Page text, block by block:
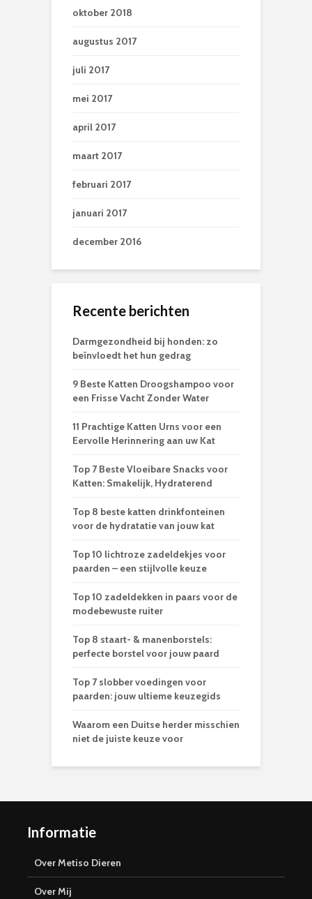
oktober 2018
augustus 2017
juli 2017
mei 2017
april 2017
maart 2017
februari 2017
januari 2017
december 2016
Recente berichten
Darmgezondheid bij honden: zo
beïnvloedt het hun gedrag
9 Beste Katten Droogshampoo voor
een Frisse Vacht Zonder Water
11 Prachtige Katten Urns voor een
Eervolle Herinnering aan uw Kat
Top 7 Beste Vloeibare Snacks voor
Katten: Smakelijk, Hydraterend
Top 8 beste katten drinkfonteinen
voor de hydratatie van jouw kat
Top 10 lichtroze zadeldekjes voor
paarden – een stijlvolle keuze
Top 10 zadeldekken in paars voor de
modebewuste ruiter
Top 8 staart- & manenborstels:
perfecte borstel voor jouw paard
Top 7 slobber voedingen voor
paarden: jouw ultieme keuzegids
Waarom een Duitse herder misschien
niet de juiste keuze voor
Informatie
Over Metiso Dieren
Over Mij